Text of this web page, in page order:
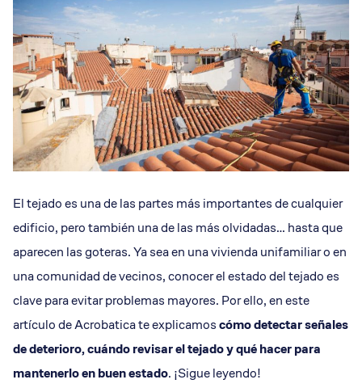
El tejado es una de las partes más importantes de cualquier
edificio, pero también una de las más olvidadas… hasta que
aparecen las goteras. Ya sea en una vivienda unifamiliar o en
una comunidad de vecinos, conocer el estado del tejado es
clave para evitar problemas mayores. Por ello, en este
artículo de Acrobatica te explicamoscómo detectar señales
de deterioro, cuándorevisar el tejadoy qué hacer para
mantenerlo en buen estado. ¡Sigue leyendo!